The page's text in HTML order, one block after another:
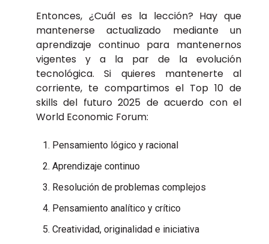
Entonces, ¿Cuál es la lección? Hay que
mantenerse actualizado mediante un
aprendizaje continuo para mantenernos
vigentes y a la par de la evolución
tecnológica. Si quieres mantenerte al
corriente, te compartimos el Top 10 de
skills del futuro 2025 de acuerdo con el
World Economic Forum:
Pensamiento lógico y racional
Aprendizaje continuo
Resolución de problemas complejos
Pensamiento analítico y crítico
Creatividad, originalidad e iniciativa